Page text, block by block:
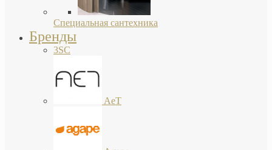
Специальная сантехника
Бренды
3SC
AeT